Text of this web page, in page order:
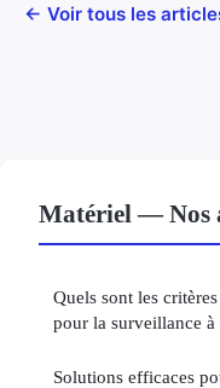
← Voir tous les
Matériel — Nos
Quels sont les
pour la surveillance
Solutions efficaces